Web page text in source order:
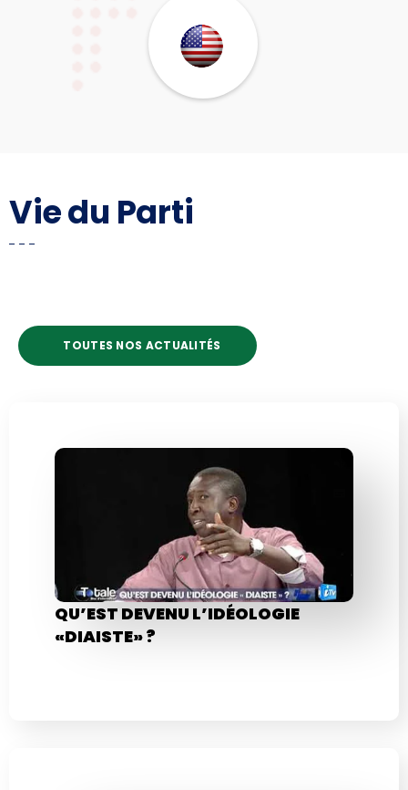
Vie du Parti
TOUTES NOS ACTUALITÉS
QU’EST DEVENU L’IDÉOLOGIE
«DIAISTE» ?